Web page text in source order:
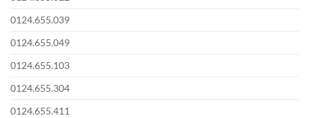
0124.655.039
0124.655.049
0124.655.103
0124.655.304
0124.655.411